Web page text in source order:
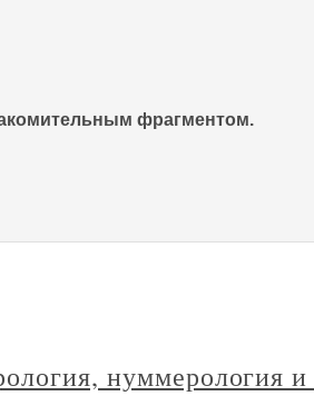
фрагментом.
нуммерология